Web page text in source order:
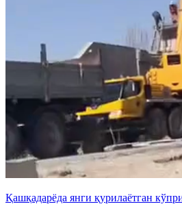
Қашқадарёда янги қурилаётган